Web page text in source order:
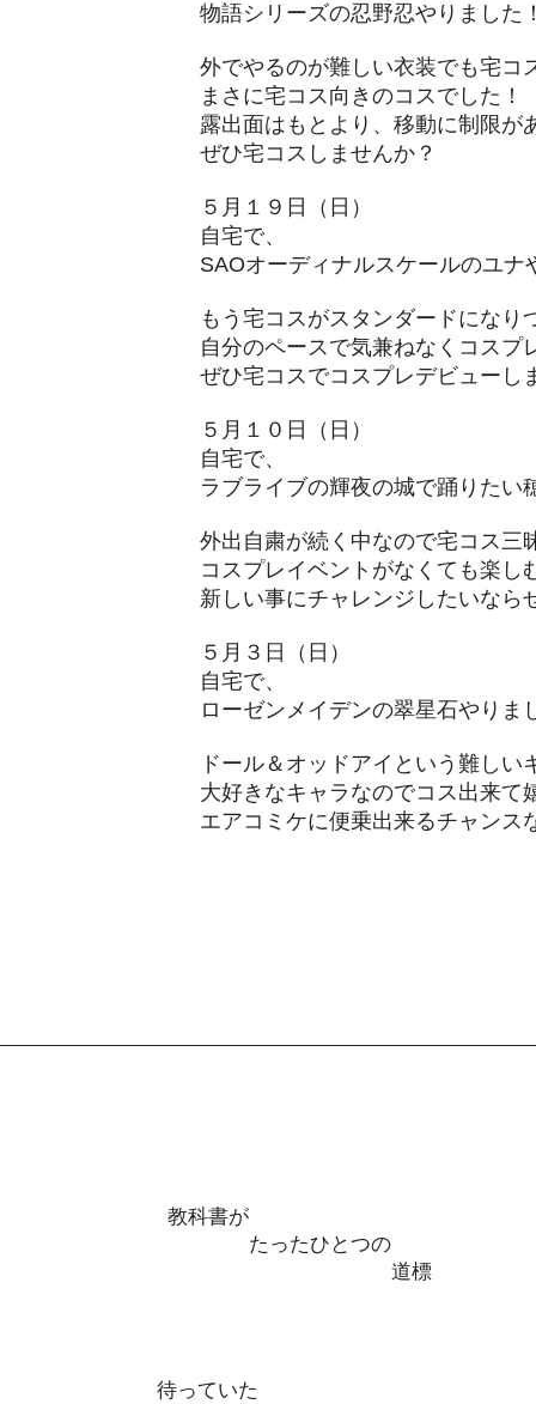
物語シリーズの忍野忍やりました
外でやるのが難しい衣装でも宅コ
まさに宅コス向きのコスでした！
露出面はもとより、移動に制限が
​ぜひ宅コスしませんか？
５月１９日（日）
自宅で、
SAOオーディナルスケールのユナ
もう宅コスがスタンダードになり
自分のペースで気兼ねなくコスプ
ぜひ宅コスでコスプレデビューし
５月１０日（日）
自宅で、
ラブライブの輝夜の城で踊りたい
外出自粛が続く中なので宅コス三
コスプレイベントがなくても楽し
新しい事にチャレンジしたいなら
５月３日（日）
自宅で、
ローゼンメイデンの翠星石やりま
ドール＆オッドアイという難しい
大好きなキャラなのでコス出来て
エアコミケに便乗出来るチャンス
教科書が
たったひとつの
道標
待っていた